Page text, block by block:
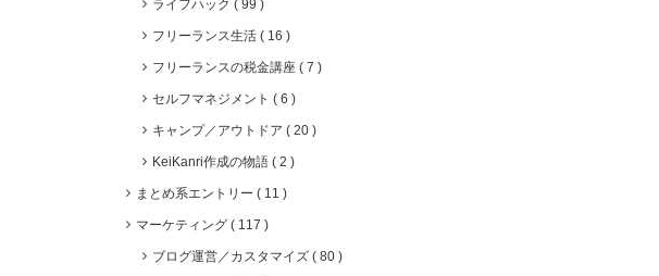
ライフハック 99
フリーランス生活 16
フリーランスの税金講座 7
セルフマネジメント 6
キャンプ／アウトドア 20
KeiKanri作成の物語 2
まとめ系エントリー 11
マーケティング 117
ブログ運営／カスタマイズ 80